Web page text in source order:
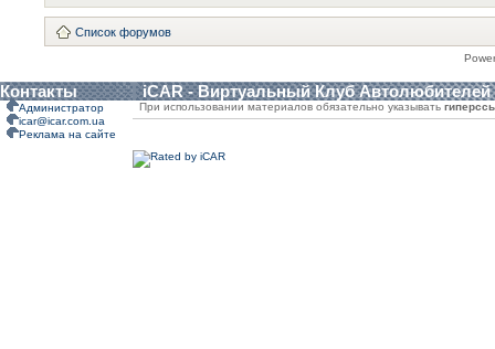
Список форумов
Контакты iCAR - Виртуальный Клуб Автолюбителей
Администратор
icar@icar.com.ua
Реклама на сайте
При использовании материалов обязательно указывать